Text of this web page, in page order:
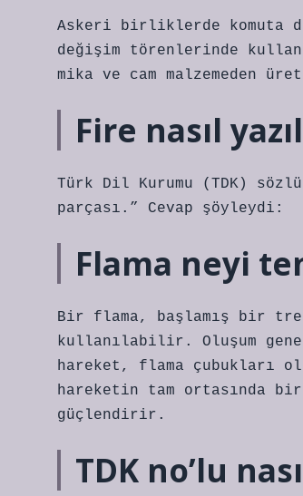
Askeri birliklerde komuta
değişim törenlerinde
mika ve cam malzemeden
Fire nasıl
Türk Dil Kurumu (TDK)
parçası.” Cevap şöyleydi:
Flama neyi
Bir flama, başlamış bir
kullanılabilir. Oluşum
hareket, flama çubukları
hareketin tam ortasında
güçlendirir.
TDK no’lu